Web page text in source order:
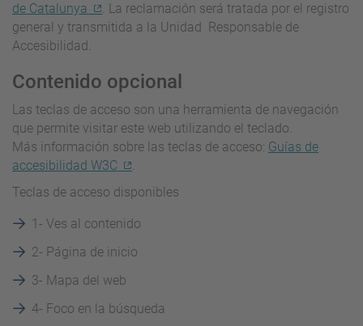
de Catalunya
. La reclamación será tratada por el registro
general y transmitida a la Unidad Responsable de
Accesibilidad.
Contenido opcional
Las teclas de acceso son una herramienta de navegación
que permite visitar este web utilizando el teclado.
Más información sobre las teclas de acceso: Guías de
accesibilidad W3C
.
Teclas de acceso disponibles
1- Ves al contenido
2- Página de inicio
3- Mapa del web
4- Foco en la búsqueda